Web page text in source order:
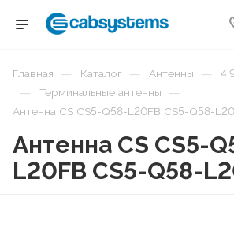
Главная — Каталог — Антенны —
— Терминальные антенны —
Антенна CS CS5-Q58-L20FB CS5-Q58-
Антенна CS CS5-
L20FB CS5-Q58-